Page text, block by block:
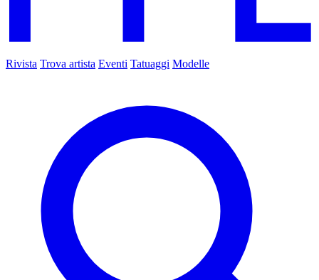
Rivista Trova artista Eventi Tatuaggi Modelle